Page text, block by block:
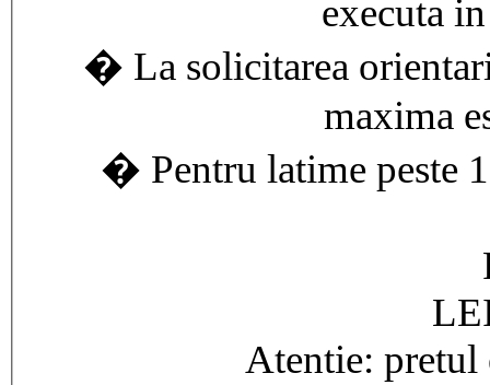
executa
� La solicitarea
maxima
� Pentru latime peste
Atentie: pretul